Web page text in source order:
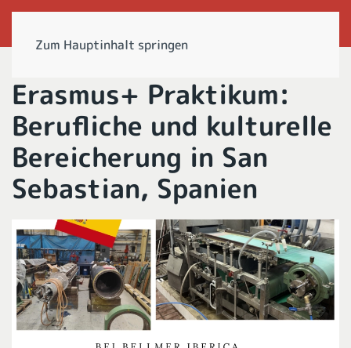
Zum Hauptinhalt springen
Erasmus+ Praktikum:
Berufliche und kulturelle
Bereicherung in San
Sebastian, Spanien